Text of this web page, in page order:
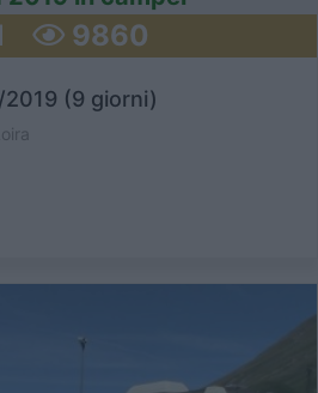
9860
(9 giorni)